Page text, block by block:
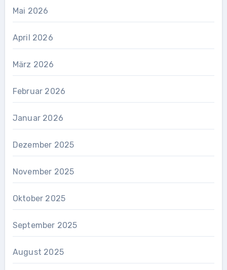
Mai 2026
April 2026
März 2026
Februar 2026
Januar 2026
Dezember 2025
November 2025
Oktober 2025
September 2025
August 2025